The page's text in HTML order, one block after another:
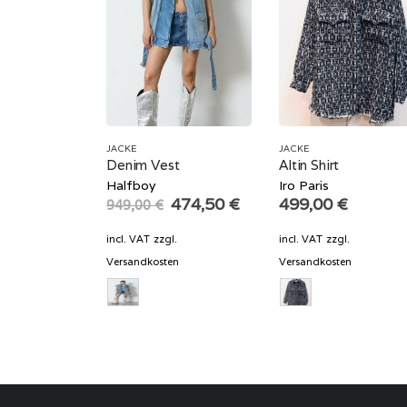
JACKE
Denim Vest
Halfboy
949,00€ Original
price
was:
474,50€Current
incl. VAT zzgl.
Versandkosten
JACKE
Altin Shirt
Iro Paris
499,00€
incl. VAT zzgl.
Versandkosten